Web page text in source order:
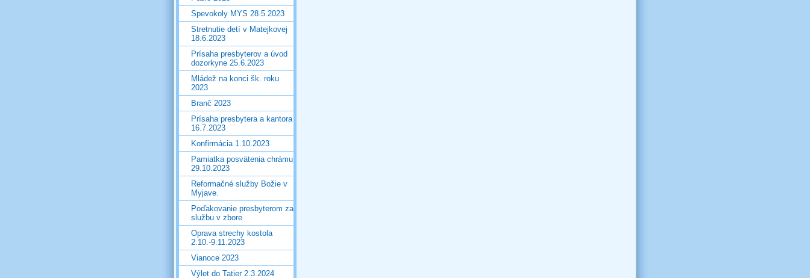
Spevokoly MYS 28.5.2023
Stretnutie detí v Matejkovej
18.6.2023
Prísaha presbyterov a úvod
dozorkyne 25.6.2023
Mládež na konci šk. roku
2023
Branč 2023
Prísaha presbytera a kantora
16.7.2023
Konfirmácia 1.10.2023
Pamiatka posvätenia chrámu
29.10.2023
Reformačné služby Božie v
Myjave.
Poďakovanie presbyterom za
službu v zbore
Oprava strechy kostola
2.10.-9.11.2023
Vianoce 2023
Výlet do Tatier 2.3.2024